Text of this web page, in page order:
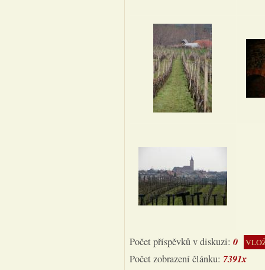
Počet příspěvků v diskuzi: 0
Počet zobrazení článku: 7391x